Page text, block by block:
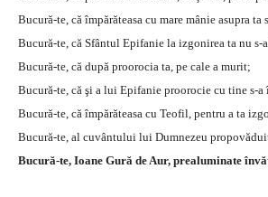
Bucură-te, că împărăteasa cu mare mânie asupra ta
Bucură-te, că Sfântul Epifanie la izgonirea ta nu s-
Bucură-te, că după proorocia ta, pe cale a murit;
Bucură-te, că şi a lui Epifanie proorocie cu tine s-
Bucură-te, că împărăteasa cu Teofil, pentru a ta
Bucură-te, al cuvântului lui Dumnezeu
Bucură-te, Ioane Gură de Aur, prealuminate